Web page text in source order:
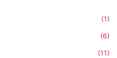
(1)
(6)
(11)